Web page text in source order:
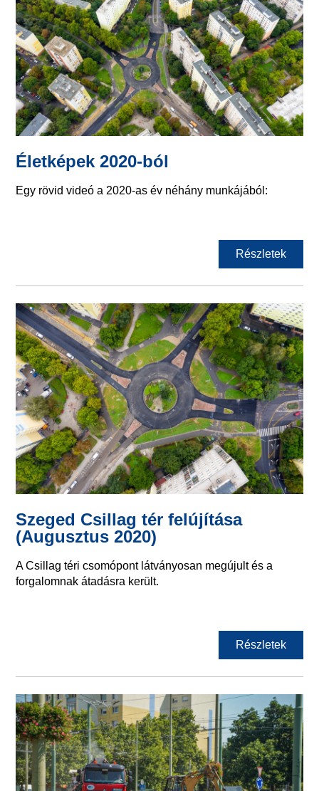
Életképek 2020-ból
Egy rövid videó a 2020-as év néhány munkájából:
Részletek
Szeged Csillag tér felújítása
(Augusztus 2020)
A Csillag téri csomópont látványosan megújult és a
forgalomnak átadásra került.
Részletek